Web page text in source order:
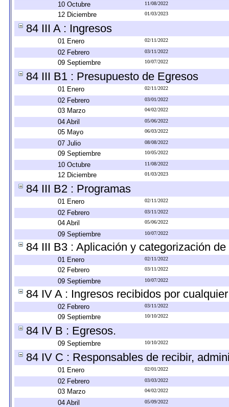
10 Octubre 11/08/2022
12 Diciembre 01/03/2023
84 III A : Ingresos
01 Enero 02/11/2022
02 Febrero 03/11/2022
09 Septiembre 10/07/2022
84 III B1 : Presupuesto de Egresos
01 Enero 02/11/2022
02 Febrero 03/01/2022
03 Marzo 04/02/2022
04 Abril 05/06/2022
05 Mayo 06/03/2022
07 Julio 08/08/2022
09 Septiembre 10/05/2022
10 Octubre 11/08/2022
12 Diciembre 01/03/2023
84 III B2 : Programas
01 Enero 02/11/2022
02 Febrero 03/11/2022
04 Abril 05/06/2022
09 Septiembre 10/07/2022
84 III B3 : Aplicación y categorización
01 Enero 02/11/2022
02 Febrero 03/11/2022
09 Septiembre 10/07/2022
84 IV A : Ingresos recibidos por
02 Febrero 03/11/2022
09 Septiembre 10/10/2022
84 IV B : Egresos.
09 Septiembre 10/10/2022
84 IV C : Responsables de recibir,
01 Enero 02/01/2022
02 Febrero 03/03/2022
03 Marzo 04/02/2022
04 Abril 05/09/2022